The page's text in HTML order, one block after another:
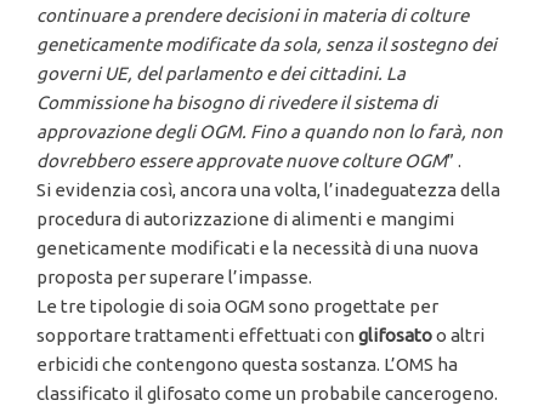
continuare a prendere decisioni in materia di colture
geneticamente modificate da sola, senza il sostegno dei
governi UE, del parlamento e dei cittadini. La
Commissione ha bisogno di rivedere il sistema di
approvazione degli OGM. Fino a quando non lo farà, non
dovrebbero essere approvate nuove colture OGM” .
Si evidenzia così, ancora una volta, l’inadeguatezza della
procedura di autorizzazione di alimenti e mangimi
geneticamente modificati e la necessità di una nuova
proposta per superare l’impasse.
Le tre tipologie di soia OGM sono progettate per
sopportare trattamenti effettuati conglifosatoo altri
erbicidi che contengono questa sostanza. L’OMS ha
classificato il glifosato come un probabile cancerogeno.